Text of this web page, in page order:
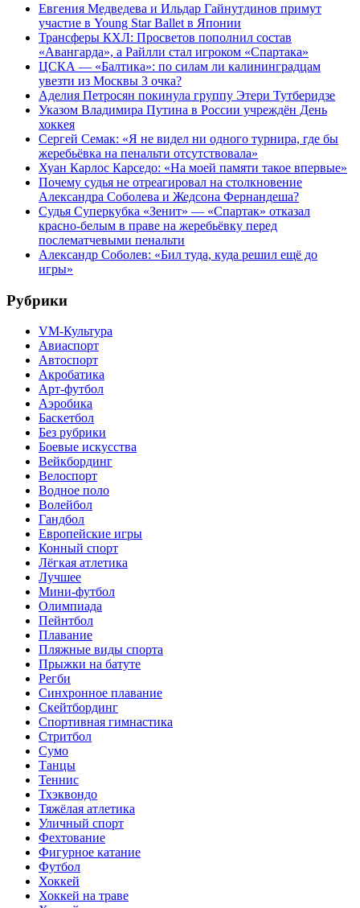
Евгения Медведева и Ильдар Гайнутдинов примут
участие в Young Star Ballet в Японии
Трансферы КХЛ: Просветов пополнил состав
«Авангарда», а Райлли стал игроком «Спартака»
ЦСКА — «Балтика»: по силам ли калининградцам
увезти из Москвы 3 очка?
Аделия Петросян покинула группу Этери Тутберидзе
Указом Владимира Путина в России учреждён День
хоккея
Сергей Семак: «Я не видел ни одного турнира, где бы
жеребьёвка на пенальти отсутствовала»
Хуан Карлос Карседо: «На моей памяти такое впервые»
Почему судья не отреагировал на столкновение
Александра Соболева и Жедсона Фернандеша?
Судья Суперкубка «Зенит» — «Спартак» отказал
красно-белым в праве на жеребьёвку перед
послематчевыми пенальти
Александр Соболев: «Бил туда, куда решил ещё до
игры»
Рубрики
VM-Культура
Авиаспорт
Автоспорт
Акробатика
Арт-футбол
Аэробика
Баскетбол
Без рубрики
Боевые искусства
Вейкбординг
Велоспорт
Водное поло
Волейбол
Гандбол
Европейские игры
Конный спорт
Лёгкая атлетика
Лучшее
Мини-футбол
Олимпиада
Пейнтбол
Плавание
Пляжные виды спорта
Прыжки на батуте
Регби
Синхронное плавание
Скейтбординг
Спортивная гимнастика
Стритбол
Сумо
Танцы
Теннис
Тхэквондо
Тяжёлая атлетика
Уличный спорт
Фехтование
Фигурное катание
Футбол
Хоккей
Хоккей на траве